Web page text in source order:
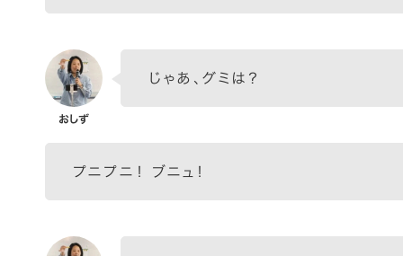
じゃあ、グミは？
プニプニ！ ブニュ！